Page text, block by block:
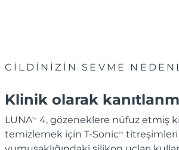
CİLDİNİZİN SEVME
Klinik olarak
LUNATM
4, gözeneklere nüfuz etmiş
temizlemek için T-SonicTM
titreşimleri